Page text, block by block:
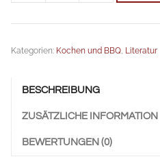
mit
und
Kategorien: Kochen und BBQ Literatur
BESCHREIBUNG
ZUSÄTZLICHE INFORMATION
BEWERTUNGEN (0)